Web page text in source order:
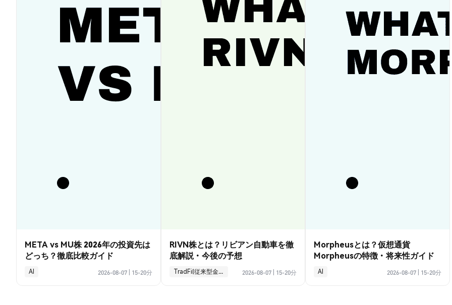
META vs MU株 2026年の投資先は
どっち？徹底比較ガイド
AI 2026-08-07 15-20分
RIVN株とは？リビアン自動車を徹
底解説・今後の予想
TradFi(従来型金融) 2026-08-07 15-20分
Morpheusとは？仮想通貨
Morpheusの特徴・将来性ガイド
AI 2026-08-07 15-20分